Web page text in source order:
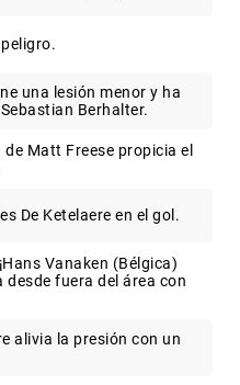
una lesión menor y ha
Berhalter.
Matt Freese propicia el
De Ketelaere en el gol.
¡Hans Vanaken (Bélgica)
desde fuera del área con
alivia la presión con un